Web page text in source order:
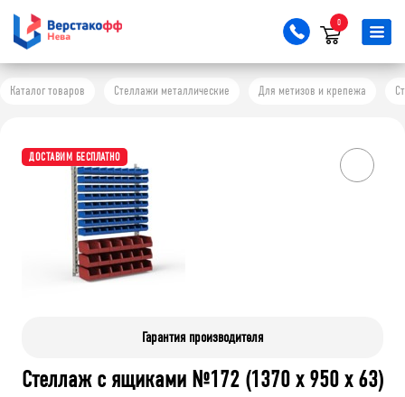
0
Каталог товаров Стеллажи металлические Для метизов и крепежа
ДОСТАВИМ БЕСПЛАТНО
Гарантия производителя
Стеллаж с ящиками №172 (1370 х 950 х 63)